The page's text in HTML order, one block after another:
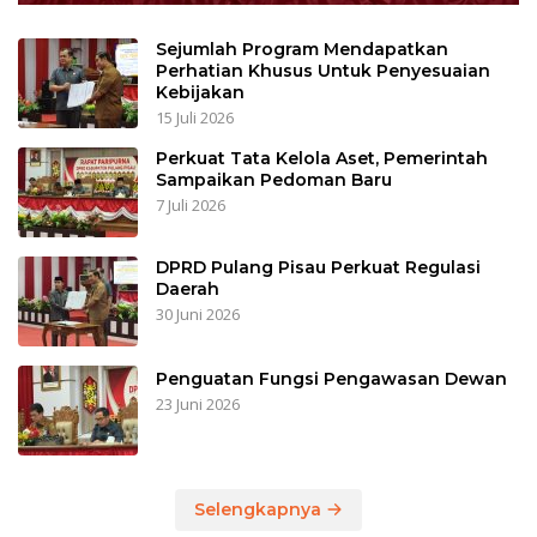
Sejumlah Program Mendapatkan
Perhatian Khusus Untuk Penyesuaian
Kebijakan
15 Juli 2026
Perkuat Tata Kelola Aset, Pemerintah
Sampaikan Pedoman Baru
7 Juli 2026
DPRD Pulang Pisau Perkuat Regulasi
Daerah
30 Juni 2026
Penguatan Fungsi Pengawasan Dewan
23 Juni 2026
Selengkapnya